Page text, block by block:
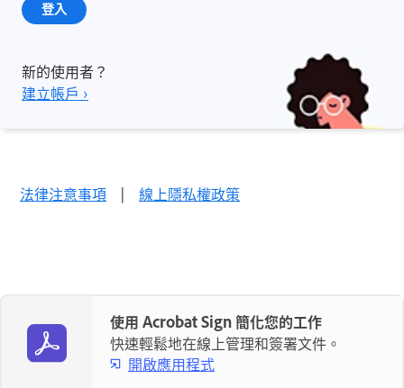
登入
新的使用者？
建立帳戶 ›
法律注意事項 | 線上隱私權政策
使用 Acrobat Sign 簡化您的工作
快速輕鬆地在線上管理和簽署文件。
開啟應用程式